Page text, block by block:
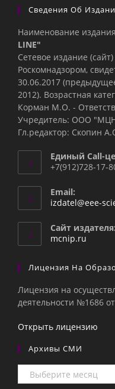
Сведения Об
Наименование
LINE"
Сетевое издание
Роскомнадзором,
30.06.2017
2012). Возрастная
Корман М.О. -
Учредитель: ООО
Гл.редактор: Скопин
Единый Call-
+7(912)728-17-
Email:
izdatel@eee-
Сайт издателя:
mcnip.ru
Лицензия На
Лицензия на
деятельности №1686
Открыть лицензию
Архивы СМИ
Архивы
СМИ